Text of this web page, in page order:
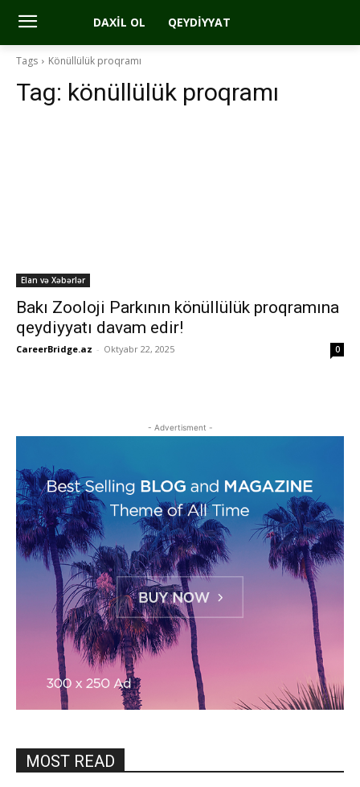
DAXIL OL QEYDIYYAT
Tags Könüllülük proqramı
Tag: könüllülük proqramı
Elan və Xəbərlər
Bakı Zooloji Parkının könüllülük proqramına
qeydiyyatı davam edir!
CareerBridge.az - Oktyabr 22, 2025 0
- Advertisment -
MOST READ